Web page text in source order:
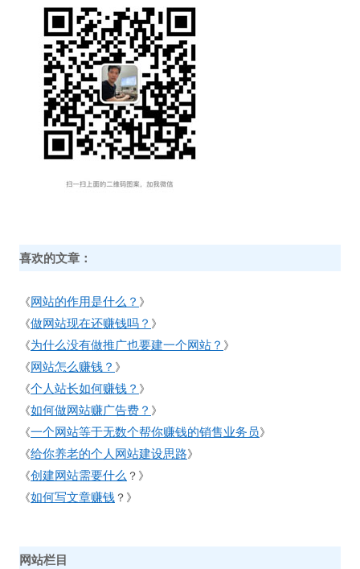
喜欢的文章：
《网站的作用是什么？ 》
《做网站现在还赚钱吗？ 》
《为什么没有做推广也要建一个网站？ 》
《网站怎么赚钱？ 》
《个人站长如何赚钱？ 》
《如何做网站赚广告费？ 》
《一个网站等于无数个帮你赚钱的销售业务员》
《给你养老的个人网站建设思路》
《创建网站需要什么 ？》
《如何写文章赚钱 ？》
网站栏目